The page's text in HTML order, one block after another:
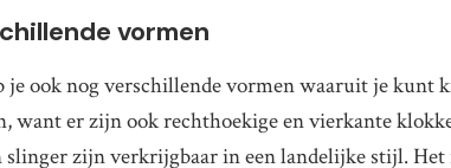
vormen
je ook nog verschillende vormen waaruit je kunt
want er zijn ook rechthoekige en vierkante
slinger zijn verkrijgbaar in een landelijke stijl.